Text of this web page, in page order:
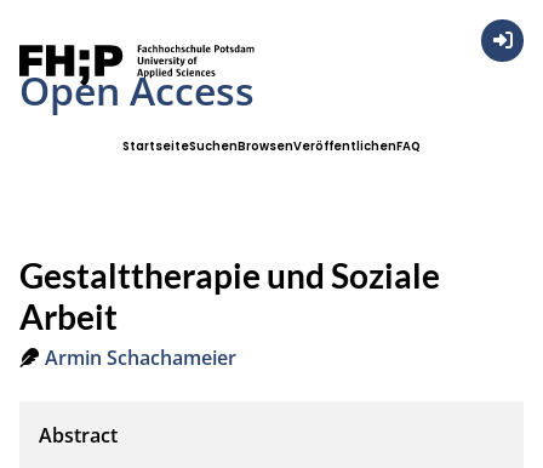
Open Access
StartseiteSuchenBrowsenVeröffentlichenFAQ
Gestalttherapie und Soziale
Arbeit
Armin Schachameier